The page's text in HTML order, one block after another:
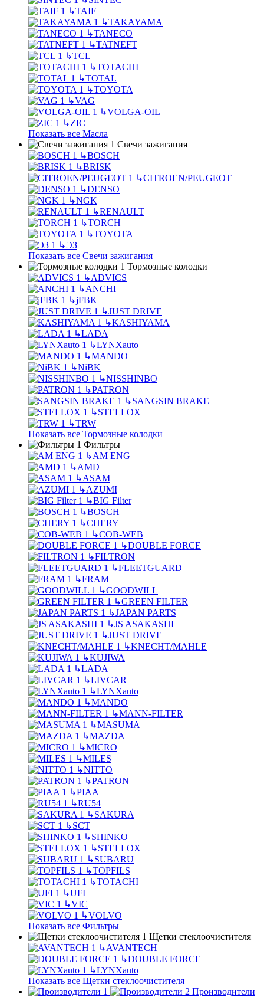
↳TAIF
↳TAKAYAMA
↳TANECO
↳TATNEFT
↳TCL
↳TOTACHI
↳TOTAL
↳TOYOTA
↳VAG
↳VOLGA-OIL
↳ZIC
Показать все Масла
Свечи зажигания
↳BOSCH
↳BRISK
↳CITROEN/PEUGEOT
↳DENSO
↳NGK
↳RENAULT
↳TORCH
↳TOYOTA
↳ЭЗ
Показать все Свечи зажигания
Тормозные колодки
↳ADVICS
↳ANCHI
↳jFBK
↳JUST DRIVE
↳KASHIYAMA
↳LADA
↳LYNXauto
↳MANDO
↳NiBK
↳NISSHINBO
↳PATRON
↳SANGSIN BRAKE
↳STELLOX
↳TRW
Показать все Тормозные колодки
Фильтры
↳AM ENG
↳AMD
↳ASAM
↳AZUMI
↳BIG Filter
↳BOSCH
↳CHERY
↳COB-WEB
↳DOUBLE FORCE
↳FILTRON
↳FLEETGUARD
↳FRAM
↳GOODWILL
↳GREEN FILTER
↳JAPAN PARTS
↳JS ASAKASHI
↳JUST DRIVE
↳KNECHT/MAHLE
↳KUJIWA
↳LADA
↳LIVCAR
↳LYNXauto
↳MANDO
↳MANN-FILTER
↳MASUMA
↳MAZDA
↳MICRO
↳MILES
↳NITTO
↳PATRON
↳PIAA
↳RU54
↳SAKURA
↳SCT
↳SHINKO
↳STELLOX
↳SUBARU
↳TOPFILS
↳TOTACHI
↳UFI
↳VIC
↳VOLVO
Показать все Фильтры
Щетки стеклоочистителя
↳AVANTECH
↳DOUBLE FORCE
↳LYNXauto
Показать все Щетки стеклоочистителя
Производители